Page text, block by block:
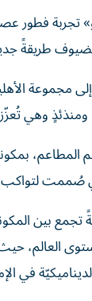
تجربة فطور
طريقةً
وهي
المطاعم،
صُممت
بين
العالم، حيث
في